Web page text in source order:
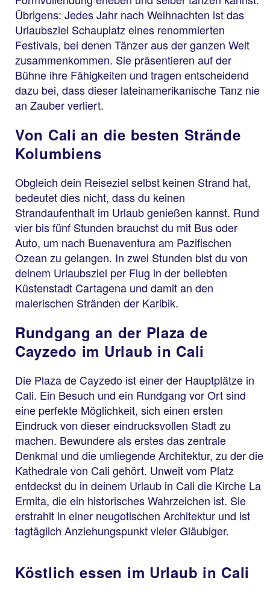
Übrigens: Jedes Jahr nach Weihnachten ist das
Urlaubsziel Schauplatz eines renommierten
Festivals, bei denen Tänzer aus der ganzen Welt
zusammenkommen. Sie präsentieren auf der
Bühne ihre Fähigkeiten und tragen entscheidend
dazu bei, dass dieser lateinamerikanische Tanz nie
an Zauber verliert.
Von Cali an die besten Strände
Kolumbiens
Obgleich dein Reiseziel selbst keinen Strand hat,
bedeutet dies nicht, dass du keinen
Strandaufenthalt im Urlaub genießen kannst. Rund
vier bis fünf Stunden brauchst du mit Bus oder
Auto, um nach Buenaventura am Pazifischen
Ozean zu gelangen. In zwei Stunden bist du von
deinem Urlaubsziel per Flug in der beliebten
Küstenstadt Cartagena und damit an den
malerischen Stränden der Karibik.
Rundgang an der Plaza de
Cayzedo im Urlaub in Cali
Die Plaza de Cayzedo ist einer der Hauptplätze in
Cali. Ein Besuch und ein Rundgang vor Ort sind
eine perfekte Möglichkeit, sich einen ersten
Eindruck von dieser eindrucksvollen Stadt zu
machen. Bewundere als erstes das zentrale
Denkmal und die umliegende Architektur, zu der die
Kathedrale von Cali gehört. Unweit vom Platz
entdeckst du in deinem Urlaub in Cali die Kirche La
Ermita, die ein historisches Wahrzeichen ist. Sie
erstrahlt in einer neugotischen Architektur und ist
tagtäglich Anziehungspunkt vieler Gläubiger.
Köstlich essen im Urlaub in Cali